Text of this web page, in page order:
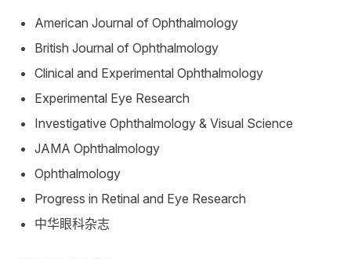
American Journal of Ophthalmology
British Journal of Ophthalmology
Clinical and Experimental Ophthalmology
Experimental Eye Research
Investigative Ophthalmology & Visual Science
JAMA Ophthalmology
Ophthalmology
Progress in Retinal and Eye Research
中华眼科杂志